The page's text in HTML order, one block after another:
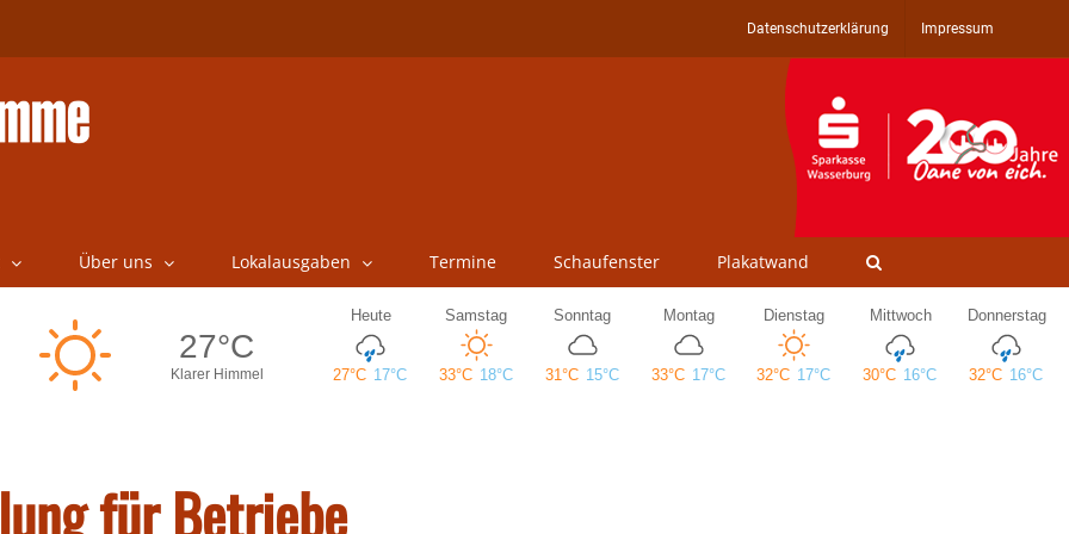
Datenschutzerklärung Impressum
Über uns Lokalausgaben Termine Schaufenster Plakatwand
für Betriebe